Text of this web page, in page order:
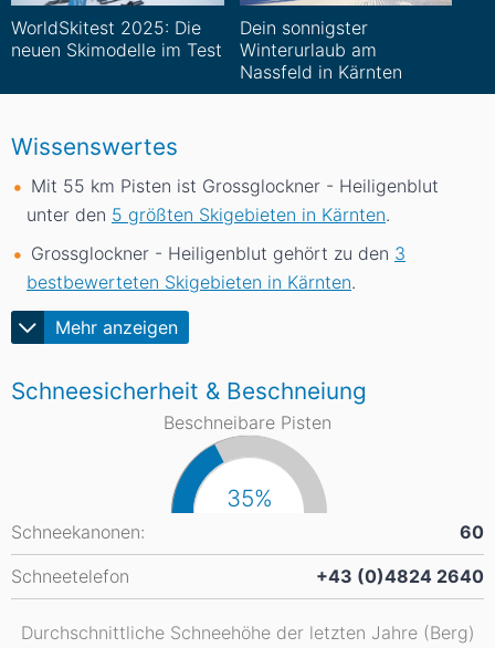
WorldSkitest 2025: Die
neuen Skimodelle im Test
Dein sonnigster
Winterurlaub am
Nassfeld in Kärnten
Wissenswertes
Mehr anzeigen
Mit 55 km Pisten ist Grossglockner - Heiligenblut
unter den 5 größten Skigebieten in Kärnten.
Grossglockner - Heiligenblut gehört zu den 3
bestbewerteten Skigebieten in Kärnten.
Schneesicherheit & Beschneiung
Beschneibare Pisten
35%
Schneekanonen:
60
Schneetelefon
+43 (0)4824 2640
Durchschnittliche Schneehöhe der letzten Jahre (Berg)